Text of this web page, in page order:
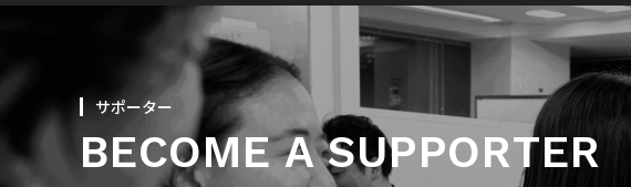
サポーター
BECOME A SUPPORTER